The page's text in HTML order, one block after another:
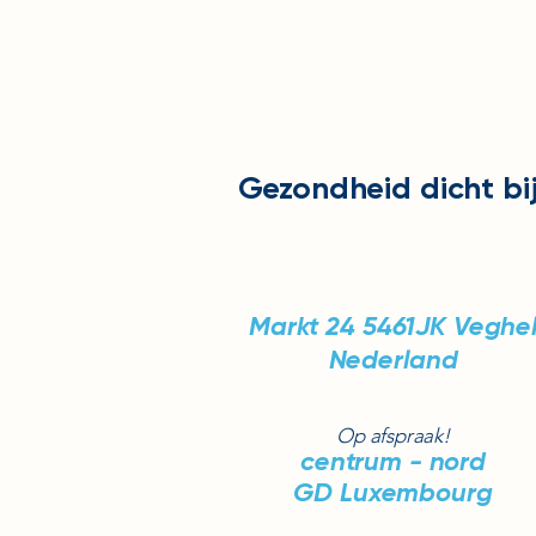
Gezondheid dicht
Markt 24 5461JK Veghel
Nederland
Op afspraak!
centrum - nord
GD Luxembourg